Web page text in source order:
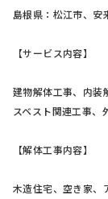
島根県：松江市、安
【サービス内容】
建物解体工事、内装
スベスト関連工事、
【解体工事内容】
木造住宅、空き家、